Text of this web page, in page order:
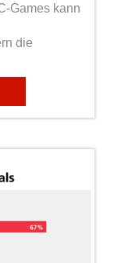
Games kann
die